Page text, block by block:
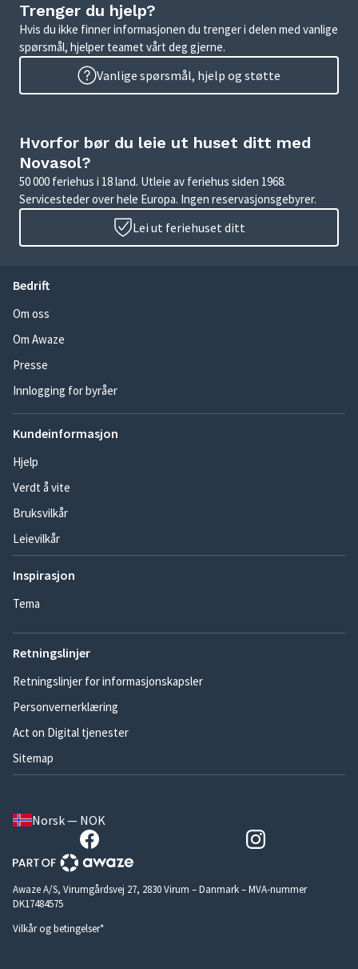
Trenger du hjelp?
Hvis du ikke finner informasjonen du trenger i delen med vanlige
spørsmål, hjelper teamet vårt deg gjerne.
Vanlige spørsmål, hjelp og støtte
Hvorfor bør du leie ut huset ditt med
Novasol?
50 000 feriehus i 18 land. Utleie av feriehus siden 1968.
Servicesteder over hele Europa. Ingen reservasjonsgebyrer.
Lei ut feriehuset ditt
Bedrift
Om oss
Om Awaze
Presse
Innlogging for byråer
Kundeinformasjon
Hjelp
Verdt å vite
Bruksvilkår
Leievilkår
Inspirasjon
Tema
Retningslinjer
Retningslinjer for informasjonskapsler
Personvernerklæring
Act on Digital tjenester
Sitemap
Norsk — NOK
Awaze A/S, Virumgårdsvej 27, 2830 Virum – Danmark – MVA-nummer
DK17484575
Vilkår og betingelser*